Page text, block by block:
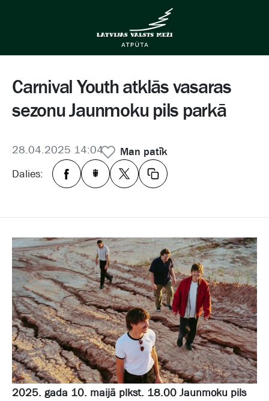
Carnival Youth atklās vasaras
sezonu Jaunmoku pils parkā
28.04.2025 14:04
Man patīk
Dalies:
2025. gada 10. maijā plkst. 18.00 Jaunmoku pils